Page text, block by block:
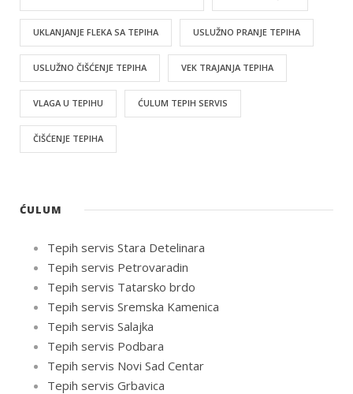
UKLANJANJE FLEKA SA TEPIHA USLUŽNO PRANJE TEPIHA
USLUŽNO ČIŠĆENJE TEPIHA VEK TRAJANJA TEPIHA
VLAGA U TEPIHU ĆULUM TEPIH SERVIS
ČIŠĆENJE TEPIHA
ĆULUM
Tepih servis Stara Detelinara
Tepih servis Petrovaradin
Tepih servis Tatarsko brdo
Tepih servis Sremska Kamenica
Tepih servis Salajka
Tepih servis Podbara
Tepih servis Novi Sad Centar
Tepih servis Grbavica